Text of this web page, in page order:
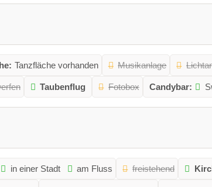
Tanzfläche vorhanden Musikanlage
Taubenflug Fotobox Candybar:
in einer Stadt am Fluss freistehend